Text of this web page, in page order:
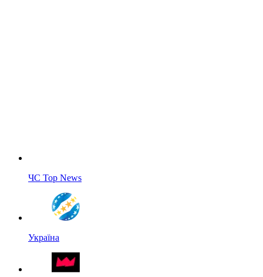
ЧС Top News
Україна